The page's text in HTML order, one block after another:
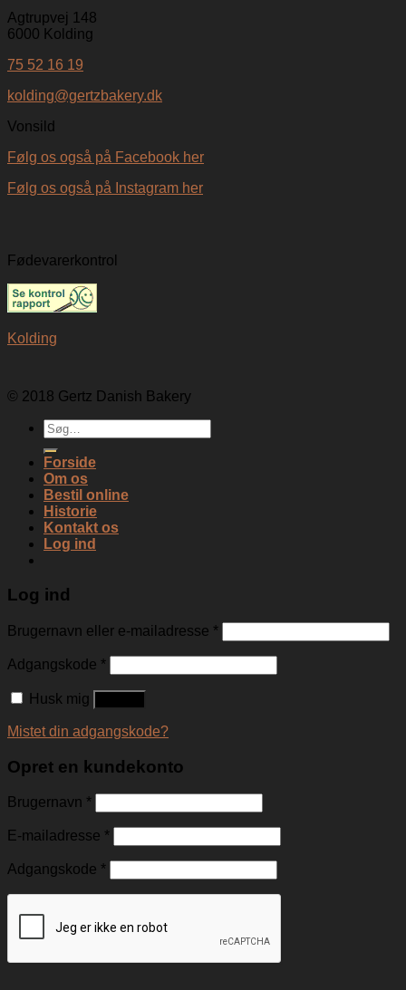
Agtrupvej 148
6000 Kolding
75 52 16 19
kolding@gertzbakery.dk
Vonsild
Følg os også på Facebook her
Følg os også på Instagram her
Fødevarerkontrol
Kolding
© 2018 Gertz Danish Bakery
Søg
efter:
Forside
Om os
Bestil online
Historie
Kontakt os
Log ind
Log ind
Brugernavn eller e-mailadresse *
Adgangskode *
Husk mig
Mistet din adgangskode?
Opret en kundekonto
Brugernavn *
E-mailadresse *
Adgangskode *